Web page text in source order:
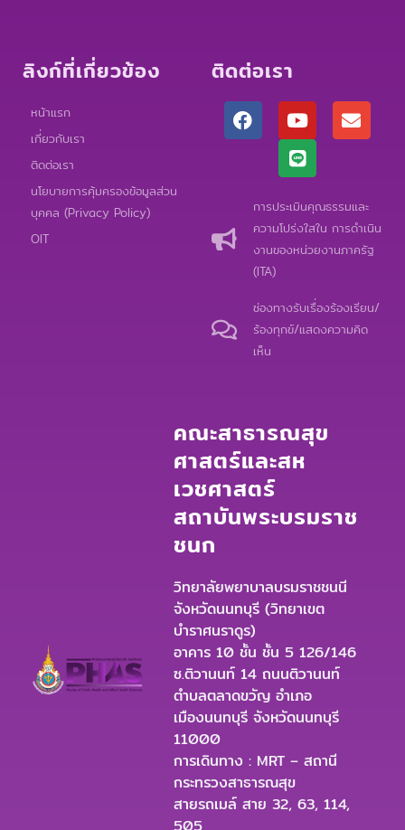
ลิงก์ที่เกี่ยวข้อง
หน้าแรก
เกี่ยวกับเรา
ติดต่อเรา
นโยบายการคุ้มครองข้อมูลส่วน
บุคคล (Privacy Policy)
OIT
ติดต่อเรา
F
a
c
Y
o
u
t
u
b
e
E
n
v
o
p
e
L
i
n
e
การประเมินคุณธรรมและ
ความโปร่งใสใน การดำเนิน
งานของหน่วยงานภาครัฐ
(ITA)
ช่องทางรับเรื่องร้องเรียน/
ร้องทุกข์/แสดงความคิด
เห็น
คณะสาธารณสุข
ศาสตร์และสห
เวชศาสตร์
สถาบันพระบรมราช
ชนก
วิทยาลัยพยาบาลบรมราชชนนี
จังหวัดนนทบุรี (วิทยาเขต
บำราศนราดูร)
อาคาร 10 ชั้น ชั้น 5 126/146
ซ.ติวานนท์ 14 ถนนติวานนท์
ตำบลตลาดขวัญ อำเภอ
เมืองนนทบุรี จังหวัดนนทบุรี
11000
การเดินทาง : MRT – สถานี
กระทรวงสาธารณสุข
สายรถเมล์ สาย 32, 63, 114,